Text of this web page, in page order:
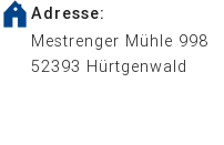
Adresse:
Mestrenger Mühle 998
52393 Hürtgenwald